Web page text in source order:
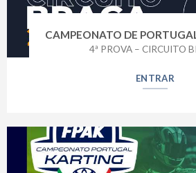
CAMPEONATO DE
4ª PROVA – CIRCUITO
ENTRAR